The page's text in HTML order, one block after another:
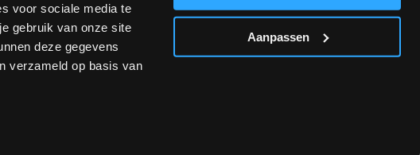
voor sociale media te
gebruik van onze site
deze gegevens
verzameld op basis van
Aanpassen